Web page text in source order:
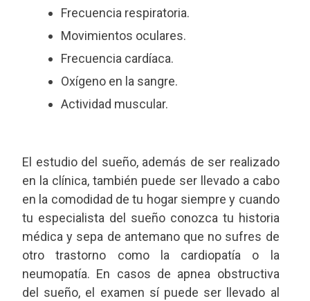
Frecuencia respiratoria.
Movimientos oculares.
Frecuencia cardíaca.
Oxígeno en la sangre.
Actividad muscular.
El estudio del sueño, además de ser realizado
en la clínica, también puede ser llevado a cabo
en la comodidad de tu hogar siempre y cuando
tu especialista del sueño conozca tu historia
médica y sepa de antemano que no sufres de
otro trastorno como la cardiopatía o la
neumopatía. En casos de apnea obstructiva
del sueño, el examen sí puede ser llevado al